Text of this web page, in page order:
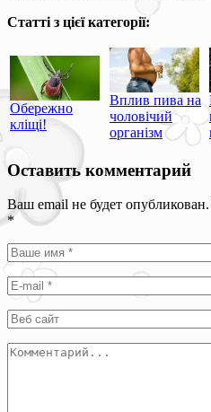
Статті з цієї категорії:
Обережно
кліщі!
Вплив пива на
чоловічий
організм
Оставить комментарий
Ваш email не будет
*